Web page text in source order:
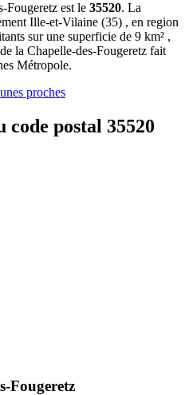
Fougeretz est le 35520. La
Ille-et-Vilaine (35) , en region
sur une superficie de 9 km² ,
la Chapelle-des-Fougeretz fait
Métropole.
proches
code postal 35520
Fougeretz